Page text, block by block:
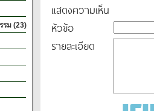
รม (23)
แสดงความเห็น
หัวข้อ
รายละเอียด